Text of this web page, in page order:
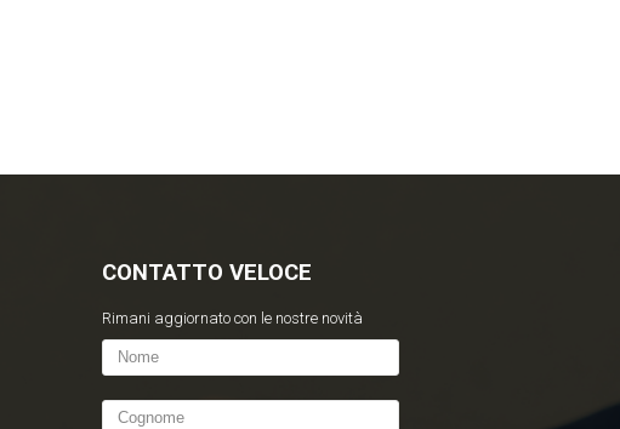
CONTATTO VELOCE
Rimani aggiornato con le nostre novità